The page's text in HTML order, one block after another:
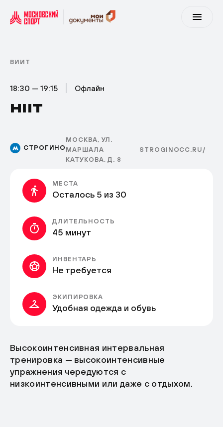
ВИИТ
18:30 — 19:15 Офлайн
HIIT
СТРОГИНО
МОСКВА, УЛ.
МАРШАЛА
КАТУКОВА, Д. 8
STROGINOCC.RU/
МЕСТА
Осталось 5 из 30
ДЛИТЕЛЬНОСТЬ
45 минут
ИНВЕНТАРЬ
Не требуется
ЭКИПИРОВКА
Удобная одежда и обувь
Высокоинтенсивная интервальная
тренировка — высокоинтенсивные
упражнения чередуются с
низкоинтенсивными или даже с отдыхом.